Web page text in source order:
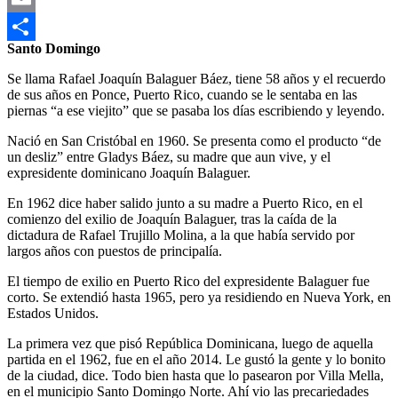
Email
Compartir
Santo Domingo
Se llama Rafael Joaquín Balaguer Báez, tiene 58 años y el recuerdo
de sus años en Ponce, Puerto Rico, cuando se le sentaba en las
piernas “a ese viejito” que se pasaba los días escribiendo y leyendo.
Nació en San Cristóbal en 1960. Se presenta como el producto “de
un desliz” entre Gladys Báez, su madre que aun vive, y el
expresidente dominicano Joaquín Balaguer.
En 1962 dice haber salido junto a su madre a Puerto Rico, en el
comienzo del exilio de Joaquín Balaguer, tras la caída de la
dictadura de Rafael Trujillo Molina, a la que había servido por
largos años con puestos de principalía.
El tiempo de exilio en Puerto Rico del expresidente Balaguer fue
corto. Se extendió hasta 1965, pero ya residiendo en Nueva York, en
Estados Unidos.
La primera vez que pisó República Dominicana, luego de aquella
partida en el 1962, fue en el año 2014. Le gustó la gente y lo bonito
de la ciudad, dice. Todo bien hasta que lo pasearon por Villa Mella,
en el municipio Santo Domingo Norte. Ahí vio las precariedades